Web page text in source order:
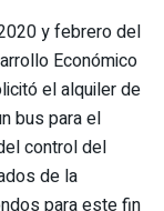
y febrero del
Económico
el alquiler de
bus para el
control del
de la
para este fin